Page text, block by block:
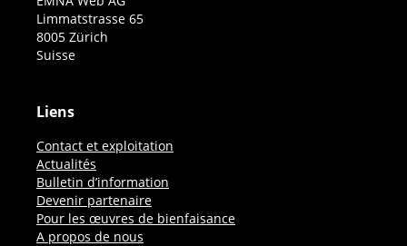
Limmatstrasse 65
8005 Zürich
Suisse
Liens
Contact et exploitation
Actualités
Bulletin d’information
Devenir partenaire
Pour les œuvres de bienfaisance
A propos de nous